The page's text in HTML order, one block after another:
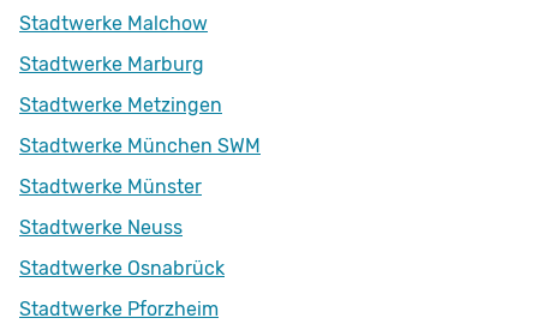
Stadtwerke Malchow
Stadtwerke Marburg
Stadtwerke Metzingen
Stadtwerke München SWM
Stadtwerke Münster
Stadtwerke Neuss
Stadtwerke Osnabrück
Stadtwerke Pforzheim